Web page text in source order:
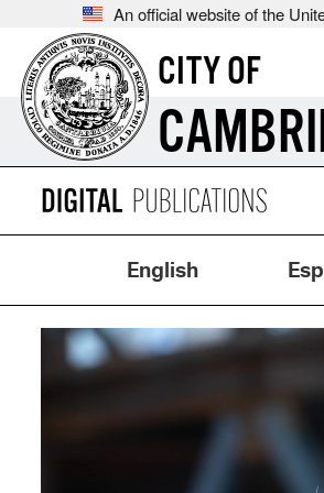
An official website of the
CITY OF
English